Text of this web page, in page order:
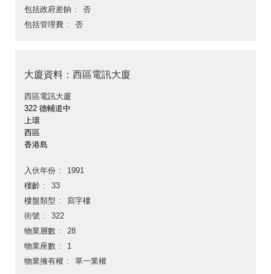
包括政府差餉
否
包括管理費
否
大廈資料：西區電訊大廈
西區電訊大廈
322 德輔道中
上環
西區
香港島
入伙年份
1991
樓齡
33
樓盤類型
寫字樓
街號
322
物業層數
28
物業座數
1
物業擁有權
單一業權